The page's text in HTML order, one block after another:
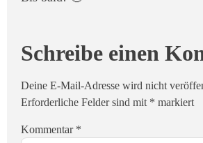
Schreibe einen
Deine E-Mail-Adresse wird nicht
Erforderliche Felder sind mit * markiert
Kommentar *